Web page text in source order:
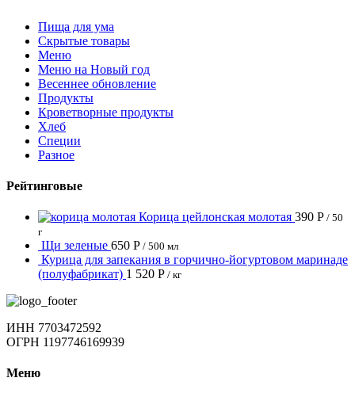
Пища для ума
Скрытые товары
Меню
Меню на Новый год
Весеннее обновление
Продукты
Кроветворные продукты
Хлеб
Специи
Разное
Рейтинговые
Корица цейлонская молотая 390 Р / 50
г
Щи зеленые 650 Р / 500 мл
Курица для запекания в горчично-йогуртовом маринаде
(полуфабрикат) 1 520 Р / кг
ИНН 7703472592
ОГРН 1197746169939
Меню